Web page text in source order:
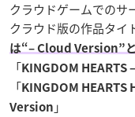
クラウドゲームでの
クラウド版の作品タイ
は“– Cloud Version”
「 KINGDOM
「 KINGDOM
Version 」